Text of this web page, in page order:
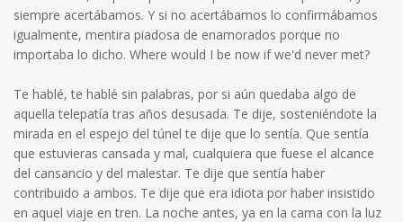
siempre acertábamos. Y si no acertábamos lo confirmábamos
igualmente, mentira piadosa de enamorados porque no
importaba lo dicho. Where would I be now if we'd never met?
Te hablé, te hablé sin palabras, por si aún quedaba algo de
aquella telepatía tras años desusada. Te dije, sosteniéndote la
mirada en el espejo del túnel te dije que lo sentía. Que sentía
que estuvieras cansada y mal, cualquiera que fuese el alcance
del cansancio y del malestar. Te dije que sentía haber
contribuido a ambos. Te dije que era idiota por haber insistido
en aquel viaje en tren. La noche antes, ya en la cama con la luz